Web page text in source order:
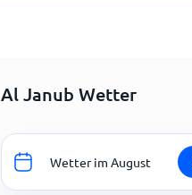
Al Janub Wetter
Wetter im August